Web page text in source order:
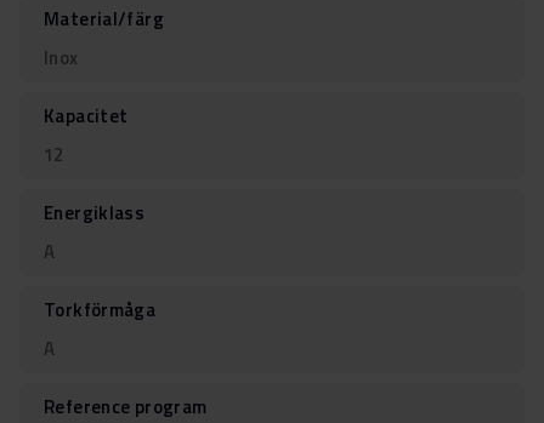
Material/färg
Inox
Kapacitet
12
Energiklass
A
Torkförmåga
A
Reference program